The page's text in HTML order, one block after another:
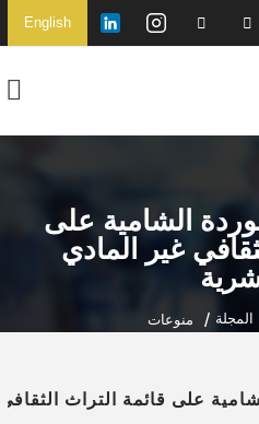
English
الشامية على
غير المادي
المجلة منوعات
على قائمة التراث